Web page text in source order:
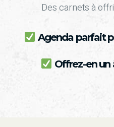
Des carnets à
Agenda parfait
Offrez-en un